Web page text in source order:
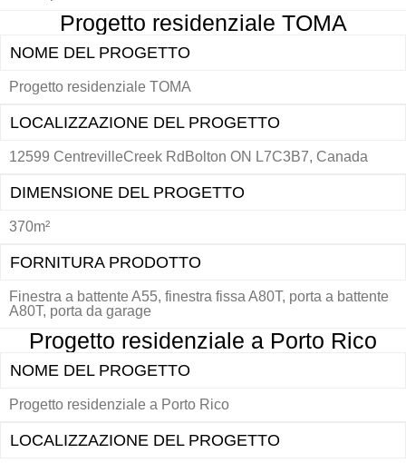
Progetto residenziale TOMA
NOME DEL PROGETTO
Progetto residenziale TOMA
LOCALIZZAZIONE DEL PROGETTO
12599 CentrevilleCreek RdBolton ON L7C3B7, Canada
DIMENSIONE DEL PROGETTO
370m²
FORNITURA PRODOTTO
Finestra a battente A55, finestra fissa A80T, porta a battente
A80T, porta da garage
Progetto residenziale a Porto Rico
NOME DEL PROGETTO
Progetto residenziale a Porto Rico
LOCALIZZAZIONE DEL PROGETTO